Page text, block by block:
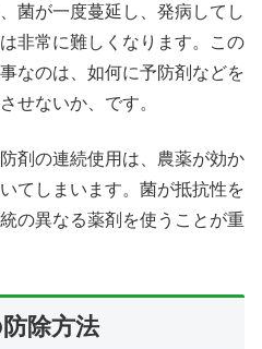
菌が一度蔓延し、発病してし
非常に難しくなります。この
なのは、如何に予防剤などを
せないか、です。
剤の連続使用は、農薬が効か
てしまいます。菌が抵抗性を
の異なる薬剤を使うことが重
除方法